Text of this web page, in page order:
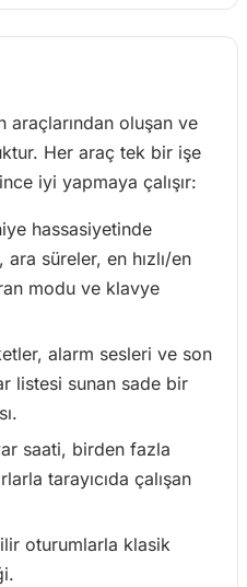
araçlarından oluşan ve
Her araç tek bir işe
iyi yapmaya çalışır:
hassasiyetinde
ara süreler, en hızlı/en
modu ve klavye
alarm sesleri ve son
listesi sunan sade bir
saati, birden fazla
tarayıcıda çalışan
oturumlarla klasik